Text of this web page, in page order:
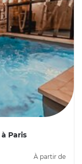
Paris
À partir de